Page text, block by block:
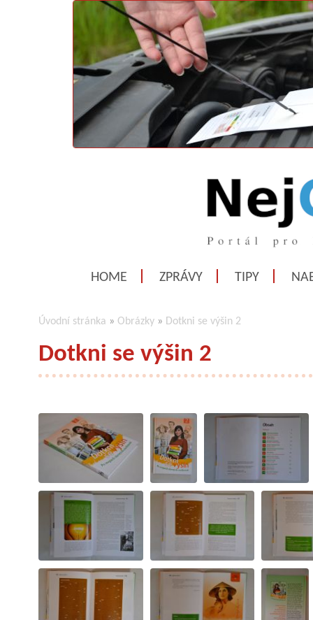
HOME ZPRÁVY TIPY
Úvodní stránka » Obrázky » Dotkni se výšin 2
Dotkni se výšin 2